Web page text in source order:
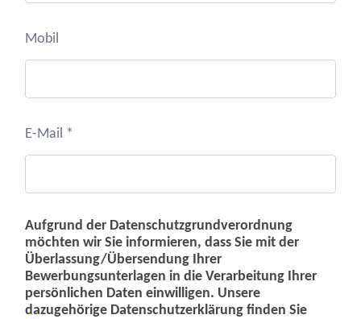
Mobil
E-Mail *
Aufgrund der Datenschutzgrundverordnung
möchten wir Sie informieren, dass Sie mit der
Überlassung/Übersendung Ihrer
Bewerbungsunterlagen in die Verarbeitung Ihrer
persönlichen Daten einwilligen. Unsere
dazugehörige Datenschutzerklärung finden Sie